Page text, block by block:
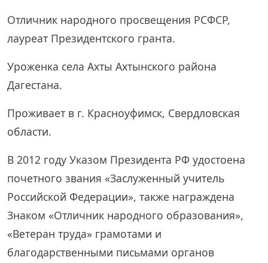
Отличник народного просвещения РСФСР,
лауреат Президентского гранта.
Уроженка села Ахты Ахтынского района
Дагестана.
Проживает в г. Красноуфимск, Свердловская
области.
В 2012 году Указом Президента РФ удостоена
почетного звания «Заслуженный учитель
Российской Федерации», также награждена
Знаком «Отличник народного образования»,
«Ветеран труда» грамотами и
благодарственными письмами органов